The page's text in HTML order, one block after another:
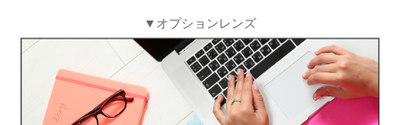
▼オプションレンズ